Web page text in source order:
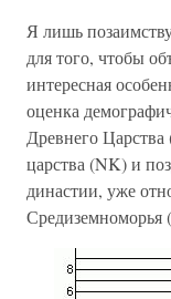
Я лишь
для того, чтобы
интересная
оценка
Древнего
царства (NK) и
династии, уже
Средиземноморья